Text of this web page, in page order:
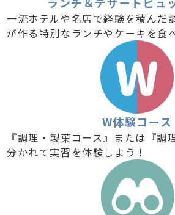
一流ホテルや名店で経験を積んだ
が作る特別なランチやケーキを食
W体験コース
『調理・製菓コース』または『調
分かれて実習を体験しよう！